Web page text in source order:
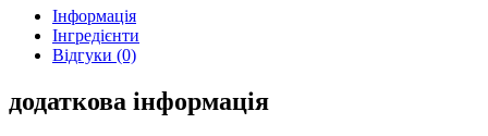
Інформація
Інгредієнти
Відгуки (0)
додаткова інформація